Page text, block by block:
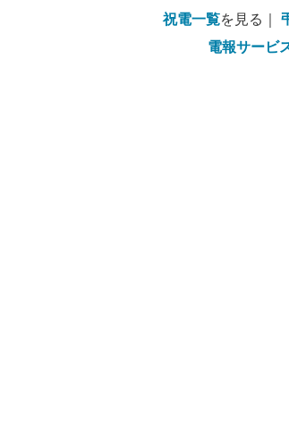
祝電一覧を見る｜
電報サービ